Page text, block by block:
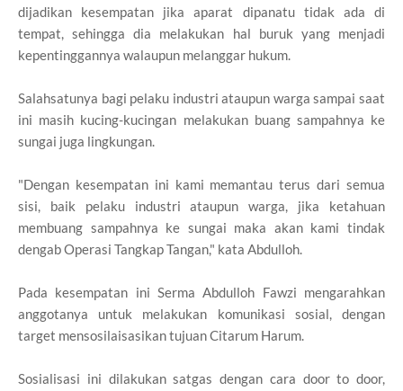
dijadikan kesempatan jika aparat dipanatu tidak ada di
tempat, sehingga dia melakukan hal buruk yang menjadi
kepentinggannya walaupun melanggar hukum.
Salahsatunya bagi pelaku industri ataupun warga sampai saat
ini masih kucing-kucingan melakukan buang sampahnya ke
sungai juga lingkungan.
"Dengan kesempatan ini kami memantau terus dari semua
sisi, baik pelaku industri ataupun warga, jika ketahuan
membuang sampahnya ke sungai maka akan kami tindak
dengab Operasi Tangkap Tangan," kata Abdulloh.
Pada kesempatan ini Serma Abdulloh Fawzi mengarahkan
anggotanya untuk melakukan komunikasi sosial, dengan
target mensosilaisasikan tujuan Citarum Harum.
Sosialisasi ini dilakukan satgas dengan cara door to door,